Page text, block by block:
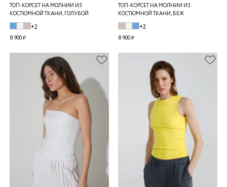
ТОП-КОРСЕТ НА МОЛНИИ ИЗ
КОСТЮМНОЙ ТКАНИ, ГОЛУБОЙ
+2
8 900 ₽
ТОП-КОРСЕТ НА МОЛНИИ ИЗ
КОСТЮМНОЙ ТКАНИ, БЕЖ
+2
8 900 ₽